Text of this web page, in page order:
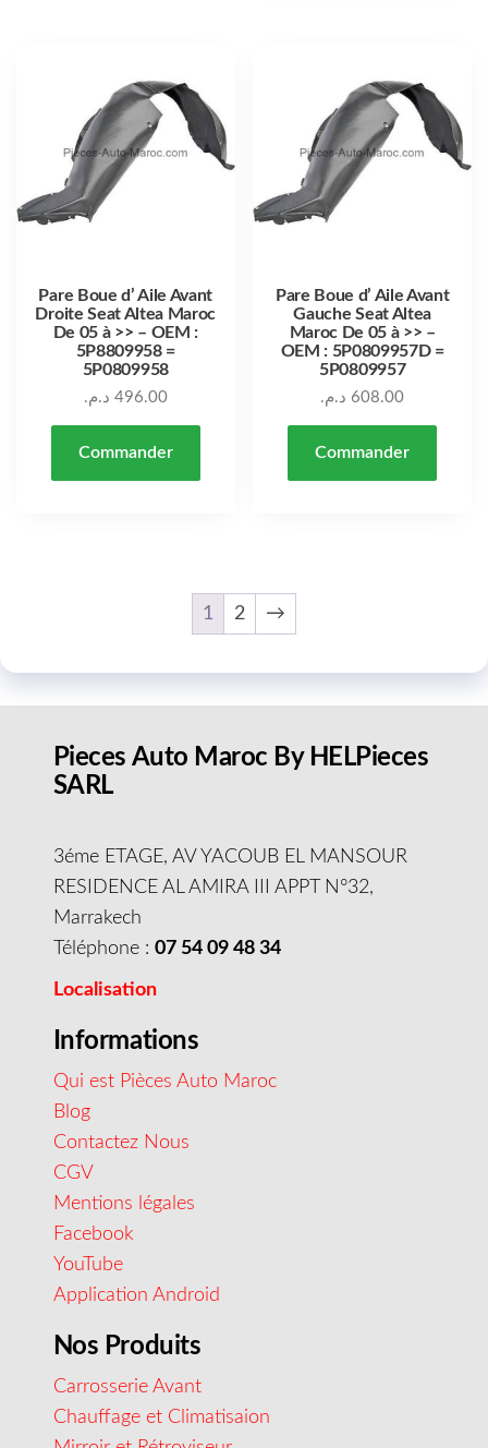
Pare Boue d’ Aile Avant
Droite Seat Altea Maroc
De 05 à >> – OEM :
5P8809958 =
5P0809958
496.00 د.م.
Commander
Pare Boue d’ Aile Avant
Gauche Seat Altea
Maroc De 05 à >> –
OEM : 5P0809957D =
5P0809957
608.00 د.م.
Commander
1 2 →
Pieces Auto Maroc By HELPieces
SARL
3éme ETAGE, AV YACOUB EL MANSOUR
RESIDENCE AL AMIRA III APPT N°32,
Marrakech
Téléphone : 07 54 09 48 34
Localisation
Informations
Qui est Pièces Auto Maroc
Blog
Contactez Nous
CGV
Mentions légales
Facebook
YouTube
Application Android
Nos Produits
Carrosserie Avant
Chauffage et Climatisaion